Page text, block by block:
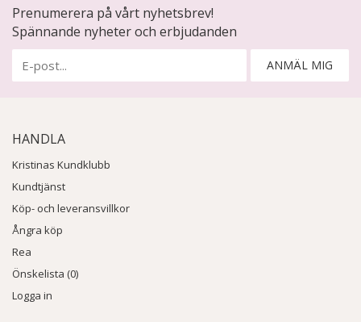
Prenumerera på vårt nyhetsbrev!
Spännande nyheter och erbjudanden
ANMÄL MIG
HANDLA
Kristinas Kundklubb
Kundtjänst
Köp- och leveransvillkor
Ångra köp
Rea
Önskelista (0)
Logga in